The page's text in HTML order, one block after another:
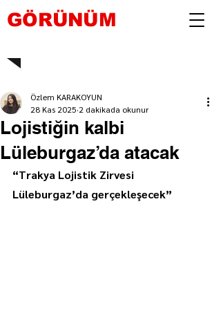
GÖRÜNÜM
Lojistiğin kalbi
Lüleburgaz’da atacak
Özlem KARAKOYUN
28 Kas 2025 2 dakikada okunur
“Trakya Lojistik Zirvesi
Lüleburgaz’da gerçekleşecek”